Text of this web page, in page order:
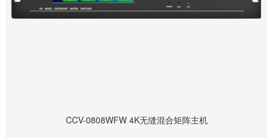
CCV-0808WFW 4K无缝混合矩阵主机